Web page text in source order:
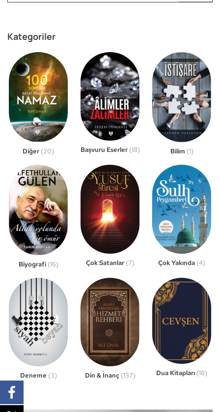
Kategoriler
Diğer (20) Başvuru Eserler (18) Bilim (1)
Biyografi (16) Çok Satanlar (7) Çok Yakında (4)
Deneme (3) Din & İnanç (137) Dua Kitapları (18)